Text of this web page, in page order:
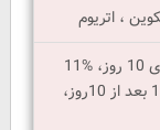
، اتریوم
پلنها : %23 روزانه برای 5 روز ،%14 روزانه برای 10 روز، %11
روزانه برای 15 روز. %125 بعد از 5 روز، %160 بعد از 10روز،